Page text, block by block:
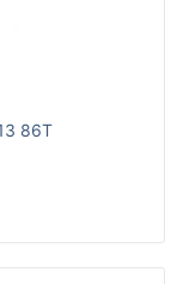
86T